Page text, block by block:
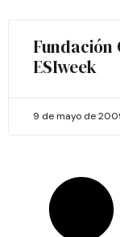
Fundación
ESIweek
9 de mayo de